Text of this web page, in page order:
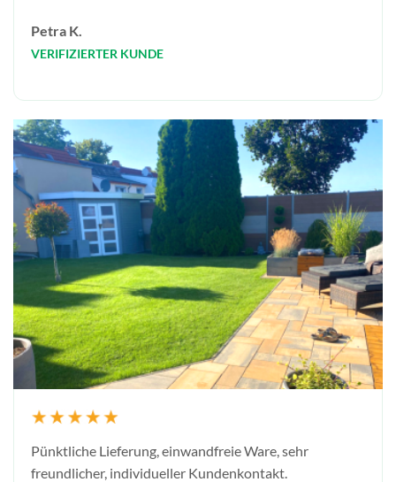
Petra K.
VERIFIZIERTER KUNDE
Pünktliche Lieferung, einwandfreie Ware, sehr
freundlicher, individueller Kundenkontakt.